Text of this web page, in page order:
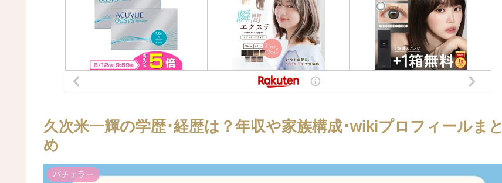
久次米一輝の学歴･経歴は？年収や家族構成･wikiプロフィールまと
め
バチェラー